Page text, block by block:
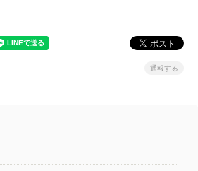
通報する